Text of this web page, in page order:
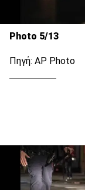
Photo 5/13
Πηγή: AP Photo